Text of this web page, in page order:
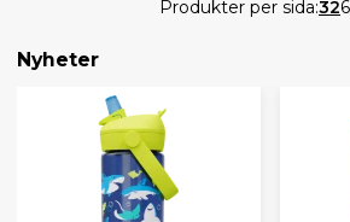
Produkter per sida:32
Nyheter